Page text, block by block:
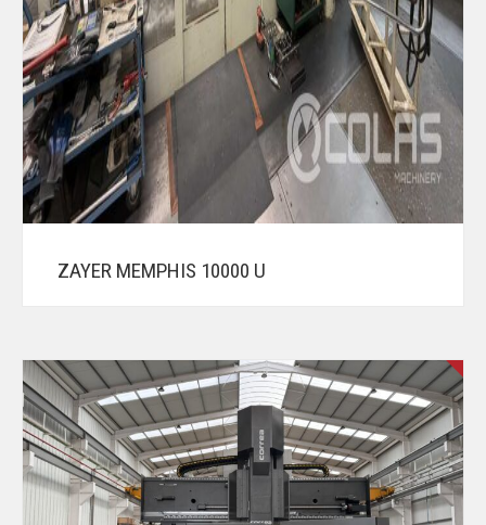
ZAYER MEMPHIS 10000 U